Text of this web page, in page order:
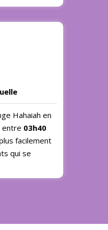
Hahaiah en
entre 03h40
facilement
qui se